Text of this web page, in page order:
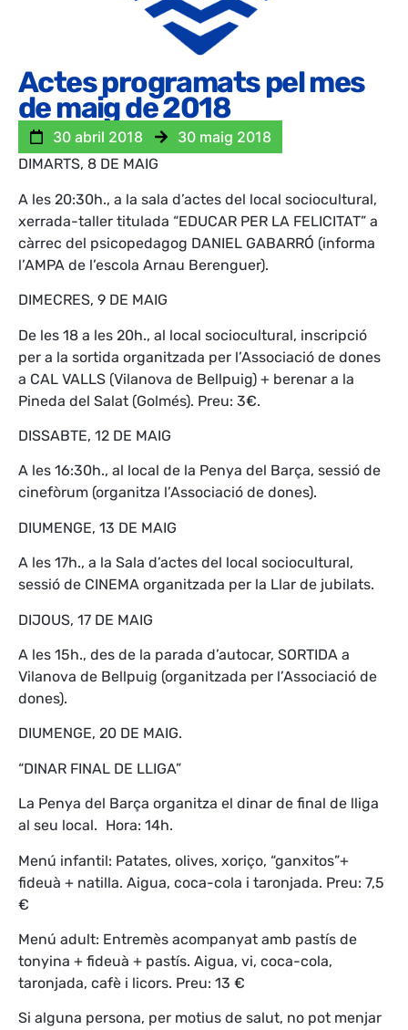
Actes programats pel mes
de maig de 2018
30 abril 2018 30 maig 2018
DIMARTS, 8 DE MAIG
A les 20:30h., a la sala d’actes del local sociocultural,
xerrada-taller titulada “EDUCAR PER LA FELICITAT” a
càrrec del psicopedagog DANIEL GABARRÓ (informa
l’AMPA de l’escola Arnau Berenguer).
DIMECRES, 9 DE MAIG
De les 18 a les 20h., al local sociocultural, inscripció
per a la sortida organitzada per l’Associació de dones
a CAL VALLS (Vilanova de Bellpuig) + berenar a la
Pineda del Salat (Golmés). Preu: 3€.
DISSABTE, 12 DE MAIG
A les 16:30h., al local de la Penya del Barça, sessió de
cinefòrum (organitza l’Associació de dones).
DIUMENGE, 13 DE MAIG
A les 17h., a la Sala d’actes del local sociocultural,
sessió de CINEMA organitzada per la Llar de jubilats.
DIJOUS, 17 DE MAIG
A les 15h., des de la parada d’autocar, SORTIDA a
Vilanova de Bellpuig (organitzada per l’Associació de
dones).
DIUMENGE, 20 DE MAIG.
“DINAR FINAL DE LLIGA”
La Penya del Barça organitza el dinar de final de lliga
al seu local. Hora: 14h.
Menú infantil: Patates, olives, xoriço, “ganxitos”+
fideuà + natilla. Aigua, coca-cola i taronjada. Preu: 7,5
€
Menú adult: Entremès acompanyat amb pastís de
tonyina + fideuà + pastís. Aigua, vi, coca-cola,
taronjada, cafè i licors. Preu: 13 €
Si alguna persona, per motius de salut, no pot menjar